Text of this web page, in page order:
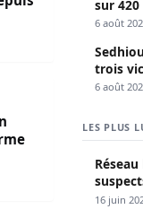
Kalderon ont
sur
pour
6 août
6 août
LES PLUS
Keur
16 juin